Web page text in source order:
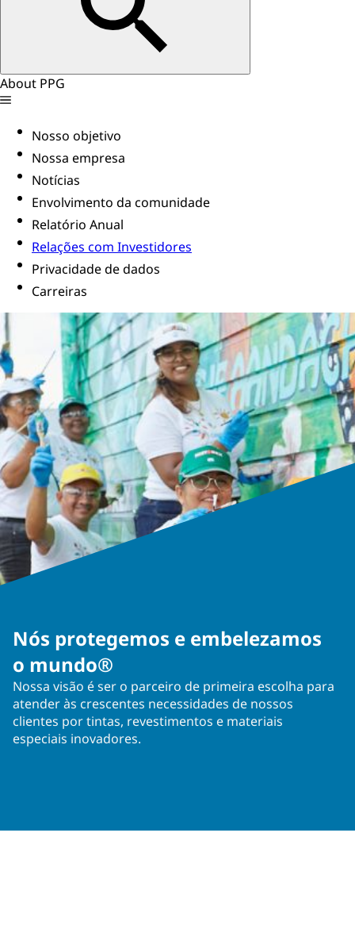
About PPG
Nosso objetivo
Nossa empresa
Notícias
Envolvimento da comunidade
Relatório Anual
Relações com Investidores
Privacidade de dados
Carreiras
Nós protegemos e embelezamos
o mundo®
Nossa visão é ser o parceiro de primeira escolha para
atender às crescentes necessidades de nossos
clientes por tintas, revestimentos e materiais
especiais inovadores.